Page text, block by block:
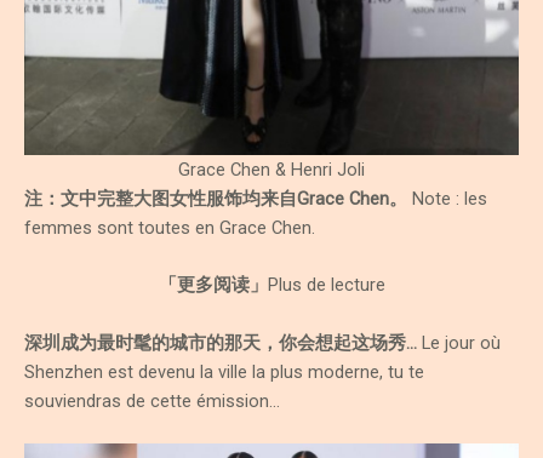
Grace Chen & Henri Joli
注：文中完整大图女性服饰均来自Grace Chen。
Note : les
femmes sont toutes en Grace Chen.
「更多阅读」 Plus de lecture
深圳成为最时髦的城市的那天，你会想起这场秀… Le jour où
Shenzhen est devenu la ville la plus moderne, tu te
souviendras de cette émission…